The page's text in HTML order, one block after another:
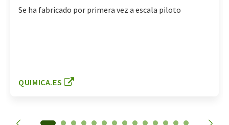
Se ha fabricado por primera vez a escala piloto
QUIMICA.ES